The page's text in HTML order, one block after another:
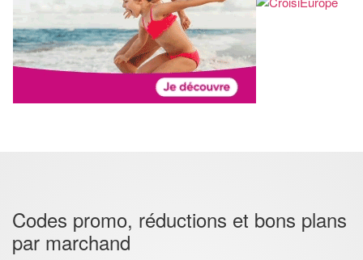
Codes promo, réductions et bons plans
par marchand